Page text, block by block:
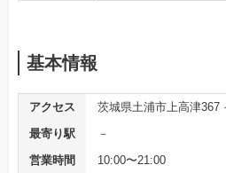
基本情報
アクセス
茨城県土浦市上高津367
最寄り駅
－
営業時間
10:00〜21:00